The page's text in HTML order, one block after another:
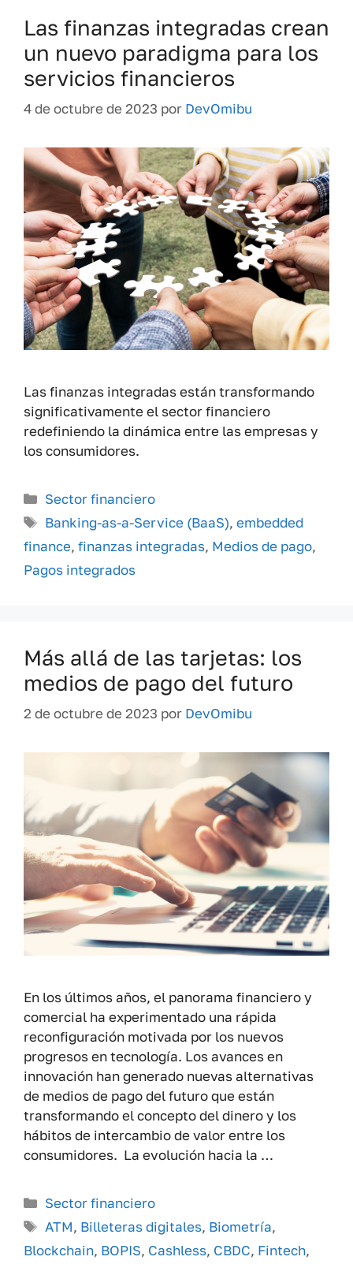
Las finanzas integradas crean
un nuevo paradigma para los
servicios financieros
4 de octubre de 2023 por DevOmibu
Las finanzas integradas están transformando
significativamente el sector financiero
redefiniendo la dinámica entre las empresas y
los consumidores.
Categorías
Sector financiero
Etiquetas
Banking-as-a-Service (BaaS),embedded
finance, finanzas integradas, Medios de pago,
Pagos integrados
Más allá de las tarjetas: los
medios de pago del futuro
2 de octubre de 2023 por DevOmibu
En los últimos años, el panorama financiero y
comercial ha experimentado una rápida
reconfiguración motivada por los nuevos
progresos en tecnología. Los avances en
innovación han generado nuevas alternativas
de medios de pago del futuro que están
transformando el concepto del dinero y los
hábitos de intercambio de valor entre los
consumidores. La evolución hacia la …
Categorías
Sector financiero
Etiquetas
ATM, Billeteras digitales, Biometría,
Blockchain, BOPIS, Cashless, CBDC, Fintech,